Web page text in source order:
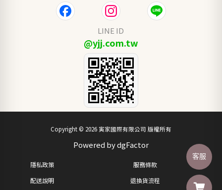
LINE ID
@yjj.com.tw
Copyright © 2026 寅家國際有限公司 版權所有
Powered by dgFactor
隱私政策
服務條款
配送說明
退換貨流程
客服